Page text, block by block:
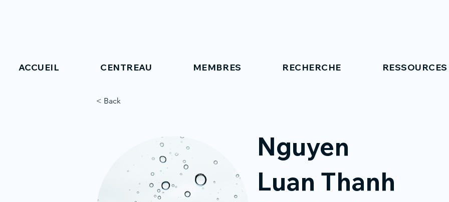
ACCUEIL CENTREAU MEMBRES RECHERCHE RESSOURCES
< Back
Nguyen
Luan Thanh